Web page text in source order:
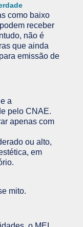
como baixo
receber
não é
que ainda
emissão de
a
pelo CNAE.
apenas com
ou alto,
em
mito.